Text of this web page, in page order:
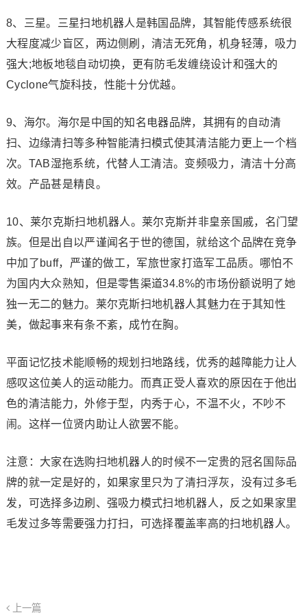
8、三星。三星扫地机器人是韩国品牌，其智能传感系统很
大程度减少盲区，两边侧刷，清洁无死角，机身轻薄，吸力
强大;地板地毯自动切换，更有防毛发缠绕设计和强大的
Cyclone气旋科技，性能十分优越。
9、海尔。海尔是中国的知名电器品牌，其拥有的自动清
扫、边缘清扫等多种智能清扫模式使其清洁能力更上一个档
次。TAB湿拖系统，代替人工清洁。变频吸力，清洁十分高
效。产品甚是精良。
10、莱尔克斯扫地机器人。莱尔克斯并非皇亲国戚，名门望
族。但是出自以严谨闻名于世的德国，就给这个品牌在竞争
中加了buff，严谨的做工，军旅世家打造军工品质。哪怕不
为国内大众熟知，但是零售渠道34.8%的市场份额说明了她
独一无二的魅力。莱尔克斯扫地机器人其魅力在于其知性
美，做起事来有条不紊，成竹在胸。
平面记忆技术能顺畅的规划扫地路线，优秀的越障能力让人
感叹这位美人的运动能力。而真正受人喜欢的原因在于他出
色的清洁能力，外修于型，内秀于心，不温不火，不吵不
闹。这样一位贤内助让人欲罢不能。
注意：大家在选购扫地机器人的时候不一定贵的冠名国际品
牌的就一定是好的，如果家里只为了清扫浮灰，没有过多毛
发，可选择多边刷、强吸力模式扫地机器人，反之如果家里
毛发过多等需要强力打扫，可选择覆盖率高的扫地机器人。
上一篇